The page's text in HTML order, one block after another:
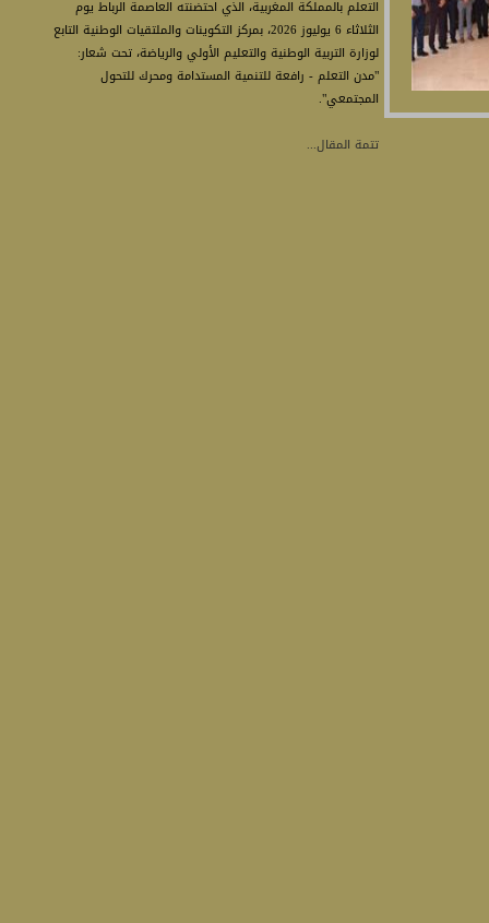
التعلم بالمملكة المغربية، الذي احتضنته العاصمة الرباط يوم
الثلاثاء 6 يوليوز 2026، بمركز التكوينات والملتقيات الوطنية التابع
لوزارة التربية الوطنية والتعليم الأولي والرياضة، تحت شعار:
"مدن التعلم - رافعة للتنمية المستدامة ومحرك للتحول
المجتمعي".
تتمة المقال...